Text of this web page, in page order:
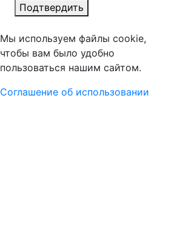
Подтвердить
Мы используем файлы cookie,
чтобы вам было удобно
пользоваться нашим сайтом.
Соглашение об использовании